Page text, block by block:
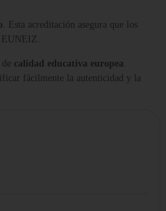
. Esta acreditación asegura que los
EUNEIZ.
calidad educativa europea.
fácilmente la autenticidad y la